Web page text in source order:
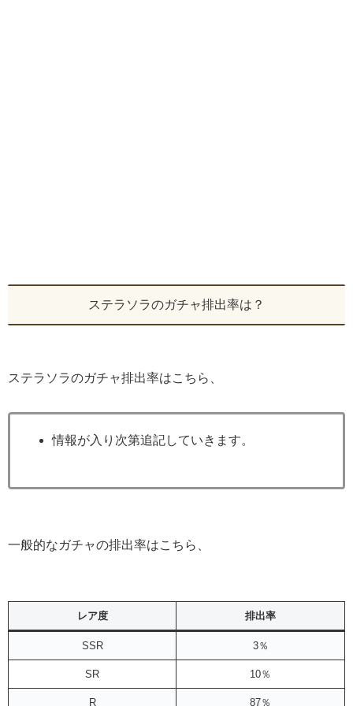
ステラソラのガチャ排出率は？
ステラソラのガチャ排出率はこちら、
情報が入り次第追記していきます。
一般的なガチャの排出率はこちら、
レア度 排出率
SSR 3％
SR 10％
R 87％